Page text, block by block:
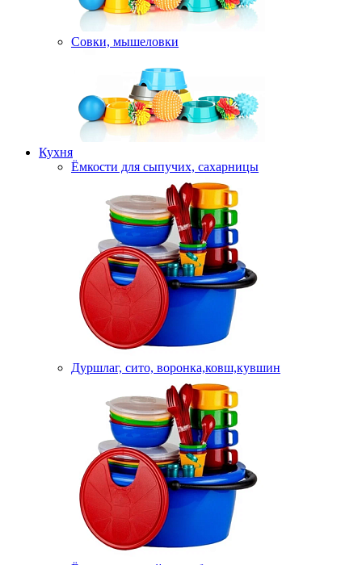
Совки, мышеловки
Кухня
Ёмкости для сыпучих, сахарницы
Дуршлаг, сито, воронка,ковш,кувшин